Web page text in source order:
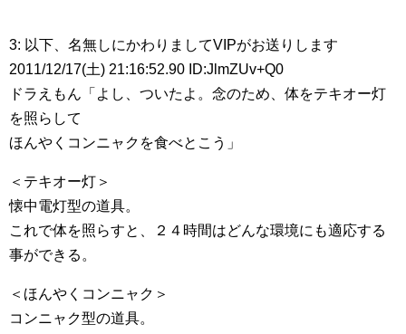
3: 以下、名無しにかわりましてVIPがお送りします
2011/12/17(土) 21:16:52.90 ID:JlmZUv+Q0
ドラえもん「よし、ついたよ。念のため、体をテキオー灯
を照らして
ほんやくコンニャクを食べとこう」
＜テキオー灯＞
懐中電灯型の道具。
これで体を照らすと、２４時間はどんな環境にも適応する
事ができる。
＜ほんやくコンニャク＞
コンニャク型の道具。